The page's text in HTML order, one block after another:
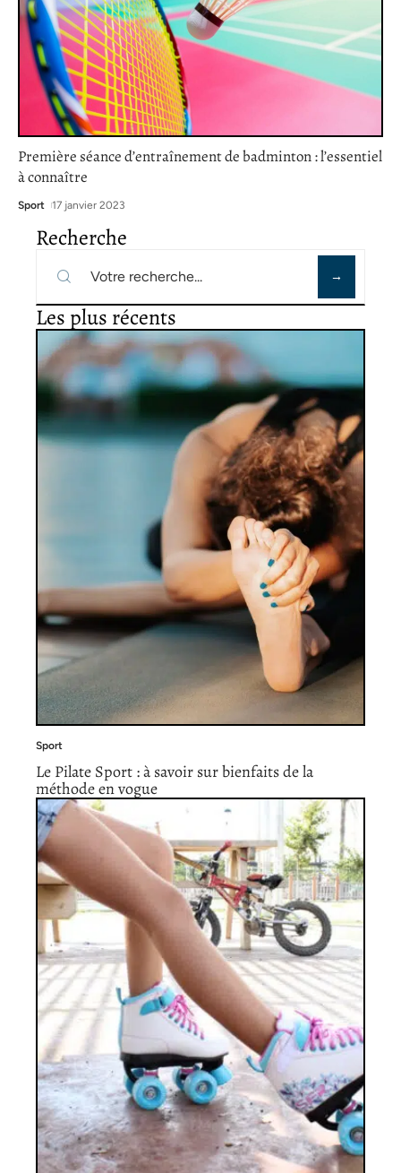
Première séance d’entraînement de badminton : l’essentiel
à connaître
Sport 17 janvier 2023
Recherche
Les plus récents
Sport
Le Pilate Sport : à savoir sur bienfaits de la
méthode en vogue